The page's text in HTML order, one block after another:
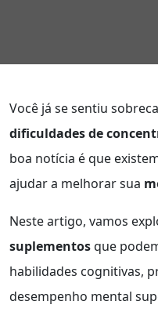
Você já se sentiu
dificuldades de
boa notícia é que
ajudar a melhorar sua
Neste artigo, vamos
suplementosque
habilidades cognitivas,
desempenho mental